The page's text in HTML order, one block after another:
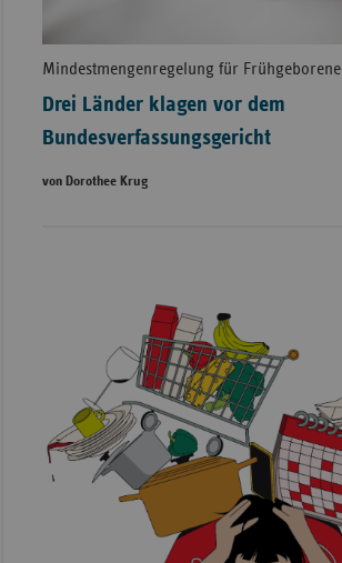
Mindestmengenregelung für Frühgeborene
Drei Länder klagen vor dem
Bundesverfassungsgericht
von Dorothee Krug